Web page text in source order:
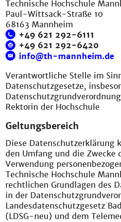
Technische Hochschule
Paul-Wittsack-Straße 10
68163 Mannheim
+49 621 292-6111
+49 621 292-6420
info@th-mannheim.de
Verantwortliche Stelle im
Datenschutzgesetze,
Rektorin der Hochschule
Geltungsbereich
Diese Datenschutzerklärung
den Umfang und die Zwecke
Verwendung
Technische Hochschule
rechtlichen Grundlagen des
in der
Landesdatenschutzgesetz
(LDSG-neu) und dem